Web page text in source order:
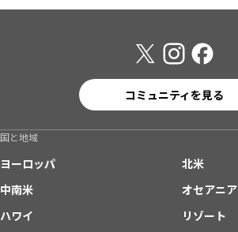
コミュニティを見る
国と地域
ヨーロッパ
北米
中南米
オセアニア
ハワイ
リゾート